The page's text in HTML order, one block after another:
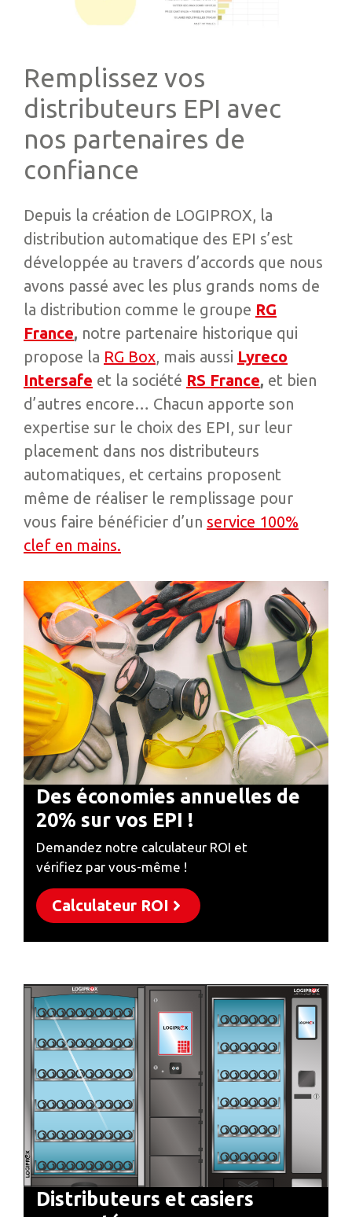
Remplissez vos
distributeurs EPI avec
nos partenaires de
confiance
Depuis la création de LOGIPROX, la
distribution automatique des EPI s’est
développée au travers d’accords que nous
avons passé avec les plus grands noms de
la distribution comme le groupe RG
France, notre partenaire historique qui
propose la RG Box, mais aussi Lyreco
Intersafe et la société RS France, et bien
d’autres encore… Chacun apporte son
expertise sur le choix des EPI, sur leur
placement dans nos distributeurs
automatiques, et certains proposent
même de réaliser le remplissage pour
vous faire bénéficier d’un service 100%
clef en mains.
Des économies annuelles de
20% sur vos EPI !
Demandez notre calculateur ROI et
vérifiez par vous-même !
Calculateur ROI
Distributeurs et casiers